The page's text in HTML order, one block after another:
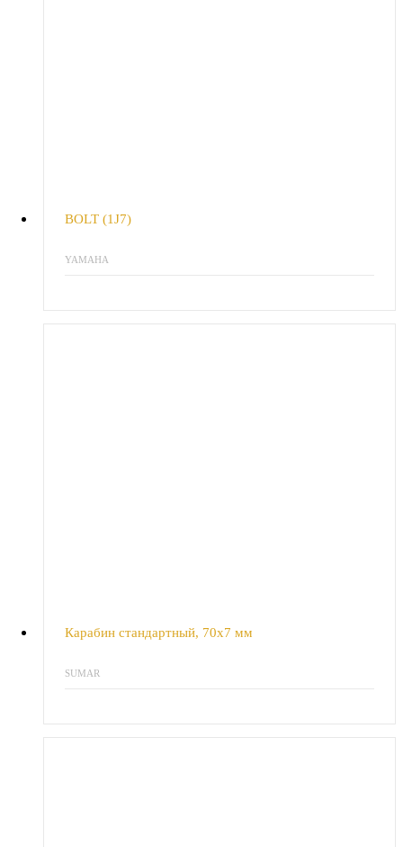
BOLT (1J7)
YAMAHA
Карабин стандартный, 70x7 мм
SUMAR